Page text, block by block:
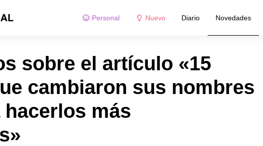
Personal Nuevo Diario Novedades
sobre el artículo «15
cambiaron sus nombres
hacerlos más